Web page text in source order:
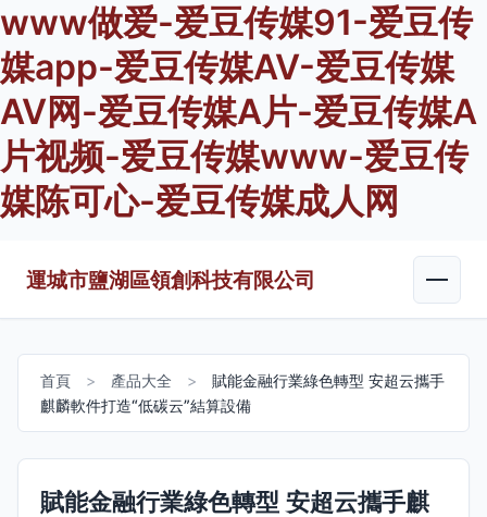
www做爱-爱豆传媒91-爱豆传
媒app-爱豆传媒AV-爱豆传媒
AV网-爱豆传媒A片-爱豆传媒A
片视频-爱豆传媒www-爱豆传
媒陈可心-爱豆传媒成人网
運城市鹽湖區領創科技有限公司
首頁 > 產品大全 >
賦能金融行業綠色轉型 安超云攜手
麒麟軟件打造“低碳云”結算設備
賦能金融行業綠色轉型 安超云攜手麒